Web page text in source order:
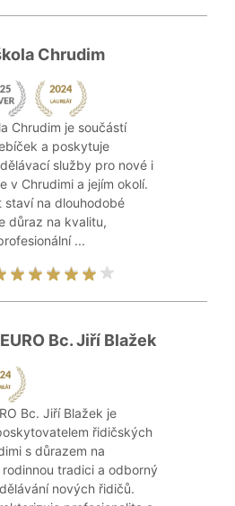
Chrudim
Chrudim je součástí
a poskytuje
služby pro nové i
v Chrudimi a jejím okolí.
staví na dlouhodobé
důraz na kvalitu,
...
Bc. Jiří Blažek
Bc. Jiří Blažek je
řidičských
s důrazem na
tradici a odborný
nových řidičů.